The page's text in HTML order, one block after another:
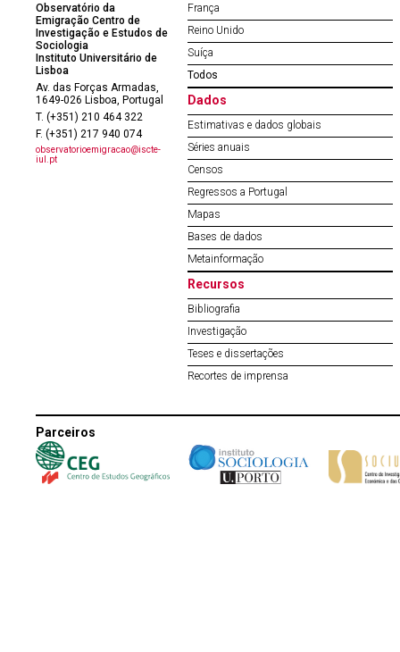
Observatório da
Emigração Centro de
Investigação e Estudos de
Sociologia
Instituto Universitário de
Lisboa
Av. das Forças Armadas,
1649-026 Lisboa, Portugal
T. (+351) 210 464 322
F. (+351) 217 940 074
observatorioemigracao@iscte-
iul.pt
França
Reino Unido
Suíça
Todos
Dados
Estimativas e dados globais
Séries anuais
Censos
Regressos a Portugal
Mapas
Bases de dados
Metainformação
Recursos
Bibliografia
Investigação
Teses e dissertações
Recortes de imprensa
Parceiros